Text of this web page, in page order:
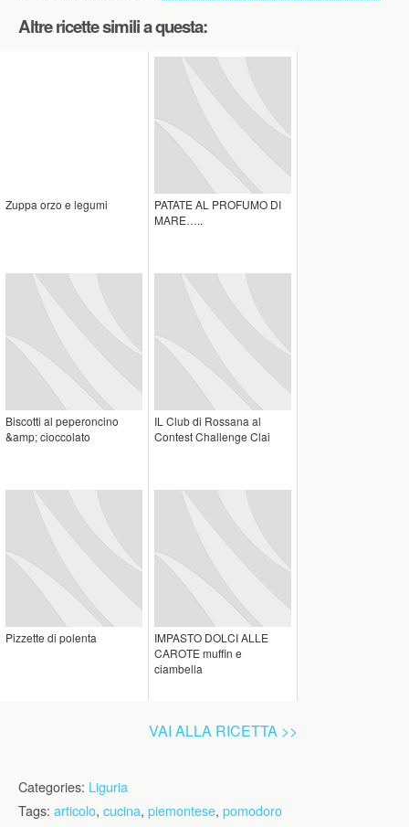
Altre ricette simili a questa:
Zuppa orzo e legumi
PATATE AL PROFUMO DI
MARE…..
Biscotti al peperoncino
&amp; cioccolato
IL Club di Rossana al
Contest Challenge Clai
Pizzette di polenta
IMPASTO DOLCI ALLE
CAROTE muffin e
ciambella
VAI ALLA RICETTA >>
Categories: Liguria
Tags: articolo, cucina, piemontese, pomodoro